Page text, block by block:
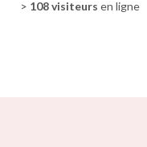
> 108 visiteurs en ligne